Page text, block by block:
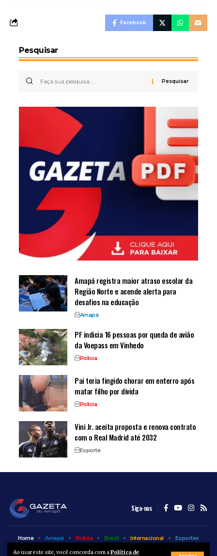
Ao usar este site, você concorda com aPolítica de
Facebook
Pesquisar
Amapá registra maior atraso escolar da
Região Norte e acende alerta para
desafios na educação
Amapá
PF indicia 16 pessoas por queda de avião
da Voepass em Vinhedo
Polícia
Pai teria fingido chorar em enterro após
matar filho por dívida
Polícia
Vini Jr. aceita proposta e renova contrato
com o Real Madrid até 2032
Esporte
Siga-nos
Home Amapá Polícia Brasil Internacional
Esportes
Entretenimento